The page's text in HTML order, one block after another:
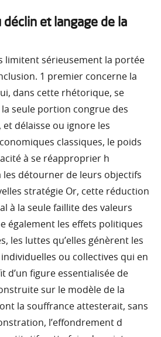
et langage de la
limitent sérieusement la portée
1 premier concerne la
dans cette rhétorique, se
seule portion congrue des
délaisse ou ignore les
classiques, le poids
à se réapproprier h
les détourner de leurs objectifs
stratégie Or, cette réduction
à la seule faillite des valeurs
également les effets politiques
les luttes qu’elles génèrent les
ou collectives qui en
d’un figure essentialisée de
sur le modèle de la
la souffrance attesterait, sans
l’effondrement d